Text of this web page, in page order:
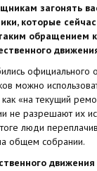
загонять
которые
обращением
официального
можно
«на текущий
не разрешают их
люди
общем собрании.